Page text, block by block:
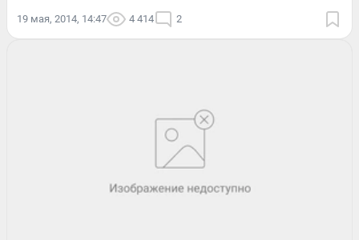
19 мая, 2014, 14:47 4 414 2